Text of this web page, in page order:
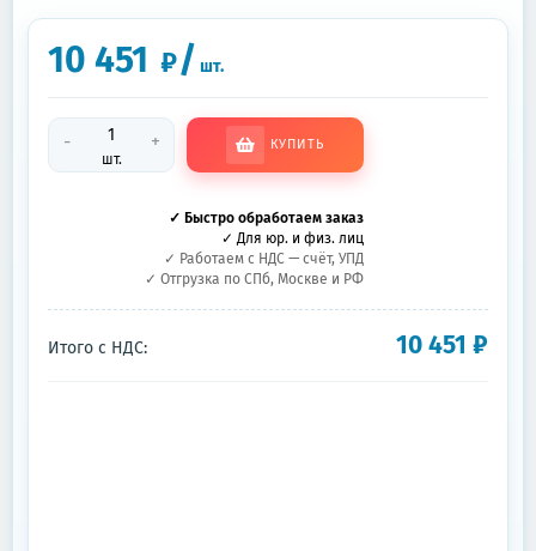
10 451 ₽/ шт.
-
шт.
+ КУПИТЬ
✓ Быстро обработаем заказ
✓ Для юр. и физ. лиц
✓ Работаем с НДС — счёт, УПД
✓ Отгрузка по СПб, Москве и РФ
Итого с НДС: 10 451 ₽